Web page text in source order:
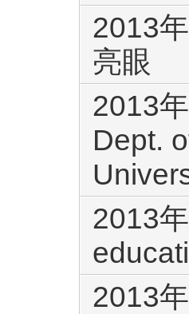
2013
亮眼
2013
Dept.
2013
2013